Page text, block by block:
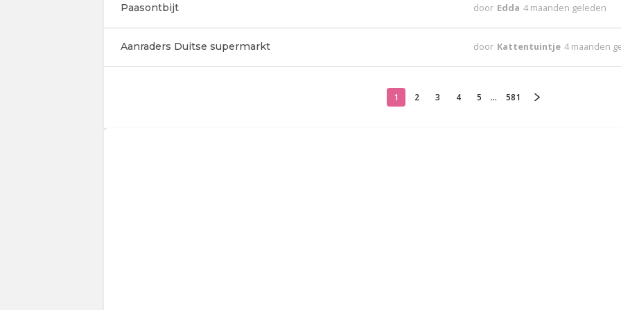
Paasontbijt door Edda 4 maanden geleden
Aanraders Duitse supermarkt door Kattentuintje 4 maanden
1 2 3 4 5 ... 581